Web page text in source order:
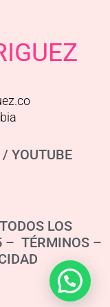
/ YOUTUBE
LOS
– TÉRMINOS –